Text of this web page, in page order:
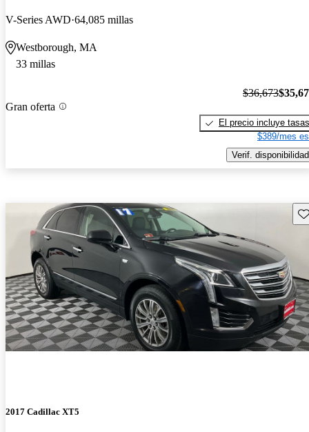
V-Series AWD 64,085 millas
Westborough, MA
33 millas
Gran oferta
$36,673
El precio incluye tasas
$389/mes
Verif. disponibilidad
2017 Cadillac XT5